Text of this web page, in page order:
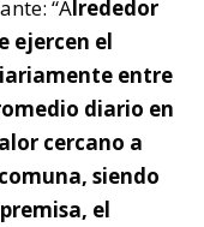
“Alrededor
ejercen el
entre
diario en
cercano a
siendo
el